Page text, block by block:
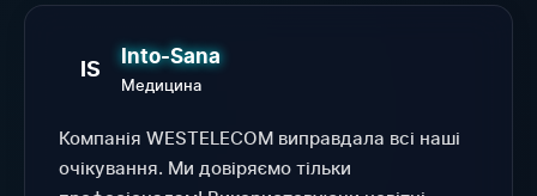
IS
Into-Sana
Медицина
Компанія WESTELECOM виправдала всі наші
очікування. Ми довіряємо тільки